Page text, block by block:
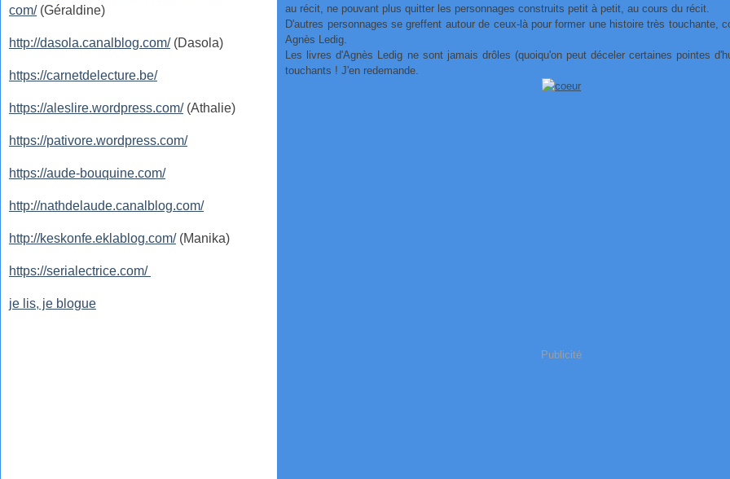
com/(Géraldine)
http://dasola.canalblog.com/(Dasola)
https://carnetdelecture.be/
https://aleslire.wordpress.com/(Athalie)
https://pativore.wordpress.com/
https://aude-bouquine.com/
http://nathdelaude.canalblog.com/
http://keskonfe.eklablog.com/(Manika)
https://serialectrice.com/
je lis, je blogue
au récit, ne pouvant plus quitter les personnages construits petit à petit, au cours du récit.
D'autres personnages se greffent autour de ceux-là pour former une histoire très touchante,
Agnès Ledig.
Les livres d'Agnès Ledig ne sont jamais drôles (quoiqu'on peut déceler certaines pointes
touchants ! J'en redemande.
Publicité